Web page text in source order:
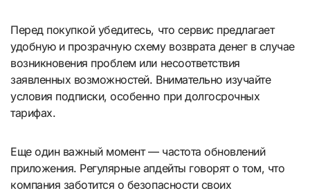
Перед покупкой убедитесь, что сервис предлагает
удобную и прозрачную схему возврата денег в случае
возникновения проблем или несоответствия
заявленных возможностей. Внимательно изучайте
условия подписки, особенно при долгосрочных
тарифах.
Еще один важный момент — частота обновлений
приложения. Регулярные апдейты говорят о том, что
компания заботится о безопасности своих